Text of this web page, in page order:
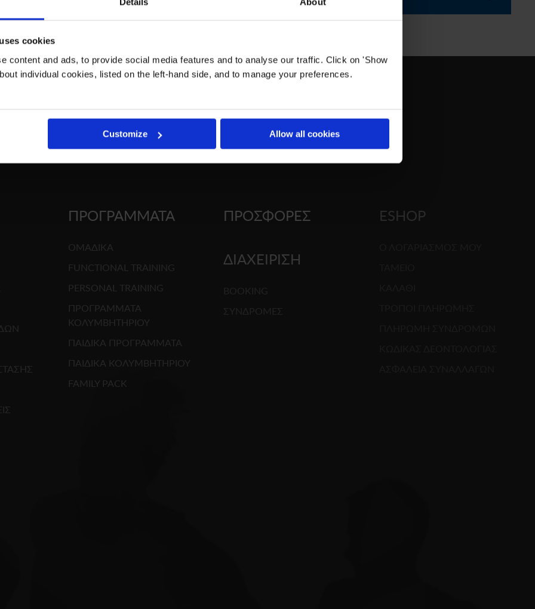
cookies
content and ads, to provide social media features and to analyse our traffic. Click on 'Show
individual cookies, listed on the left-hand side, and to manage your preferences.
Customize Allow all cookies
ΠΡΟΓΡΑΜΜΑΤΑ
ΟΜΑΔΙΚΑ
FUNCTIONAL TRAINING
PERSONAL TRAINING
ΠΡΟΓΡΑΜΜΑΤΑ
ΚΟΛΥΜΒΗΤΗΡΙΟΥ
ΠΑΙΔΙΚΑ ΠΡΟΓΡΑΜΜΑΤΑ
ΠΑΙΔΙΚΑ ΚΟΛΥΜΒΗΤΗΡΙΟΥ
FAMILY PACK
ΠΡΟΣΦΟΡΕΣ
ΔΙΑΧΕΙΡΙΣΗ
ESHOP